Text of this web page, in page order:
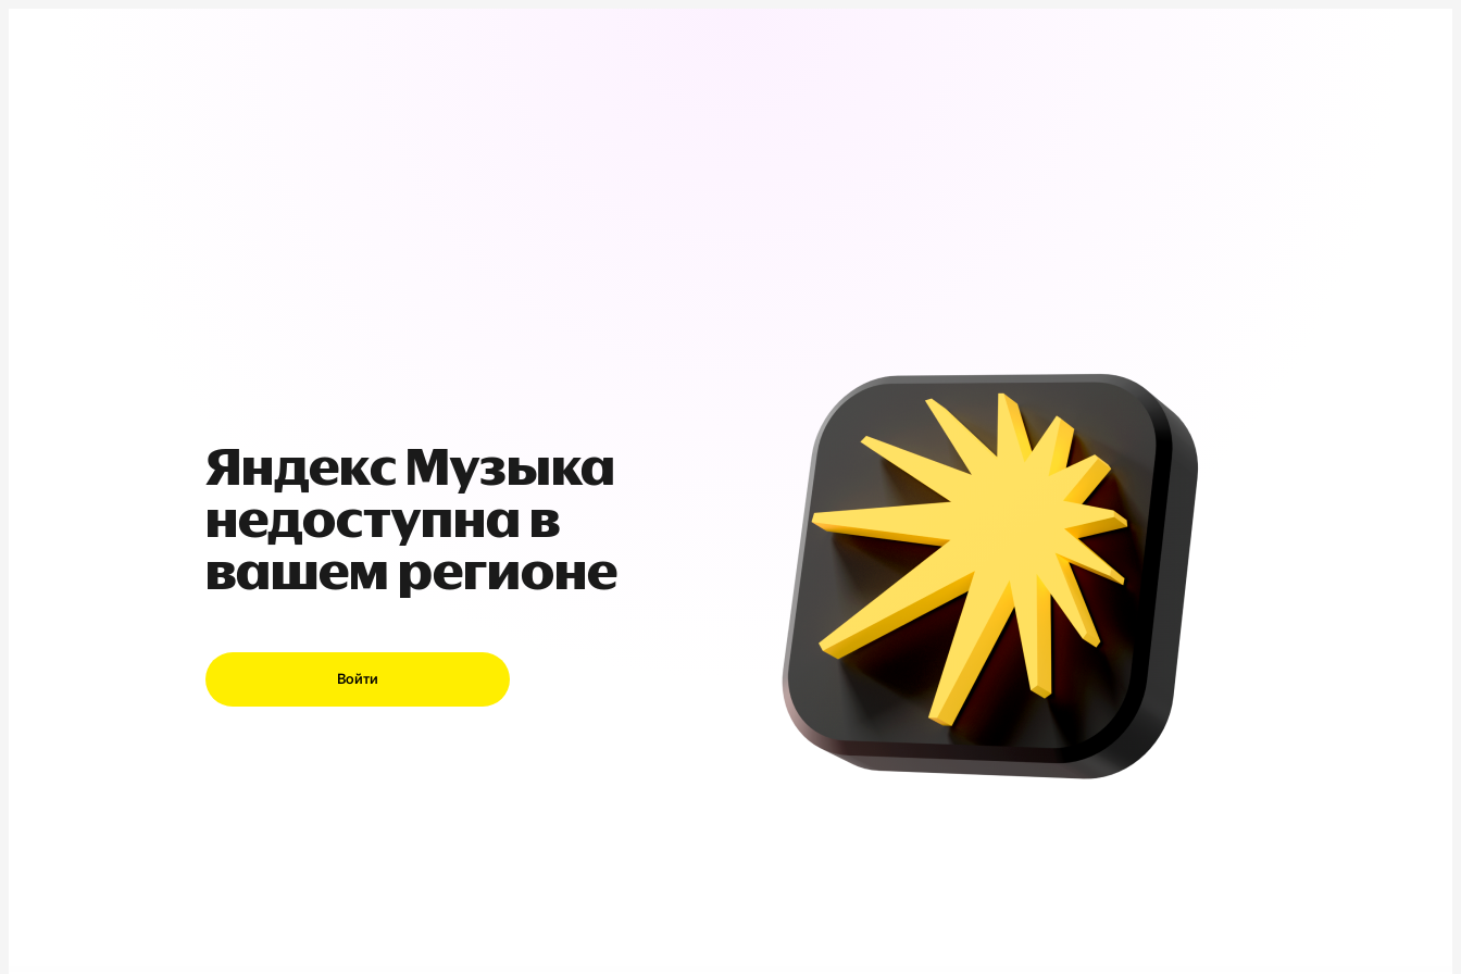
Яндекс Музыка
недоступна в
вашем регионе
Войти